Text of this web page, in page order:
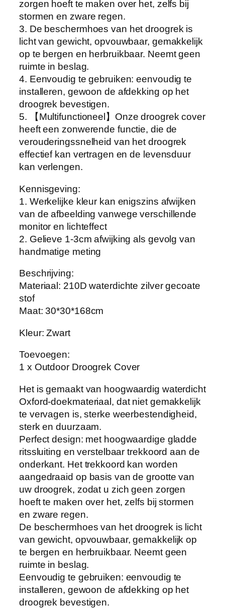
o
o
g
r
e
k
C
o
v
e
r
M
u
l
t
i
f
u
n
c
i
o
n
e
e
W
a
t
e
r
d
i
c
h
t
e
K
l
e
d
i
n
g
R
a
c
zorgen hoeft te maken over het, zelfs bij
stormen en zware regen.
3. De beschermhoes van het droogrek is
licht van gewicht, opvouwbaar, gemakkelijk
op te bergen en herbruikbaar. Neemt geen
ruimte in beslag.
4. Eenvoudig te gebruiken: eenvoudig te
installeren, gewoon de afdekking op het
droogrek bevestigen.
5. 【Multifunctioneel】Onze droogrek cover
heeft een zonwerende functie, die de
verouderingssnelheid van het droogrek
effectief kan vertragen en de levensduur
kan verlengen.
Kennisgeving:
1. Werkelijke kleur kan enigszins afwijken
van de afbeelding vanwege verschillende
monitor en lichteffect
2. Gelieve 1-3cm afwijking als gevolg van
handmatige meting
Beschrijving:
Materiaal: 210D waterdichte zilver gecoate
stof
Maat: 30*30*168cm
Kleur: Zwart
Toevoegen:
1 x Outdoor Droogrek Cover
Het is gemaakt van hoogwaardig waterdicht
Oxford-doekmateriaal, dat niet gemakkelijk
te vervagen is, sterke weerbestendigheid,
sterk en duurzaam.
Perfect design: met hoogwaardige gladde
ritssluiting en verstelbaar trekkoord aan de
onderkant. Het trekkoord kan worden
aangedraaid op basis van de grootte van
uw droogrek, zodat u zich geen zorgen
hoeft te maken over het, zelfs bij stormen
en zware regen.
De beschermhoes van het droogrek is licht
van gewicht, opvouwbaar, gemakkelijk op
te bergen en herbruikbaar. Neemt geen
ruimte in beslag.
Eenvoudig te gebruiken: eenvoudig te
installeren, gewoon de afdekking op het
droogrek bevestigen.